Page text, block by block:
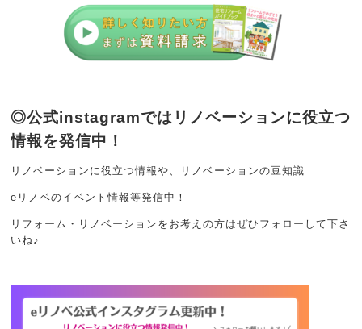
◎公式instagramではリノベーションに役立つ
情報を発信中！
リノベーションに役立つ情報や、リノベーションの豆知識
eリノベのイベント情報等発信中！
リフォーム・リノベーションをお考えの方はぜひフォローして下さ
いね♪